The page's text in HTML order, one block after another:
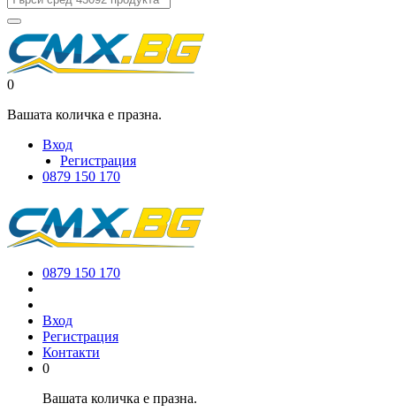
0
Вашата количка е празна.
Вход
Регистрация
0879 150 170
0879 150 170
Вход
Регистрация
Контакти
0
Вашата количка е празна.